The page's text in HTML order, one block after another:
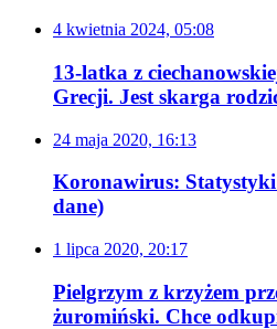
4 kwietnia 2024, 05:08
13-latka z
Grecji. Jest skarga
24 maja 2020, 16:13
Koronawirus: Statystyki
dane)
1 lipca 2020, 20:17
Pielgrzym z krzyżem
żuromiński. Chce